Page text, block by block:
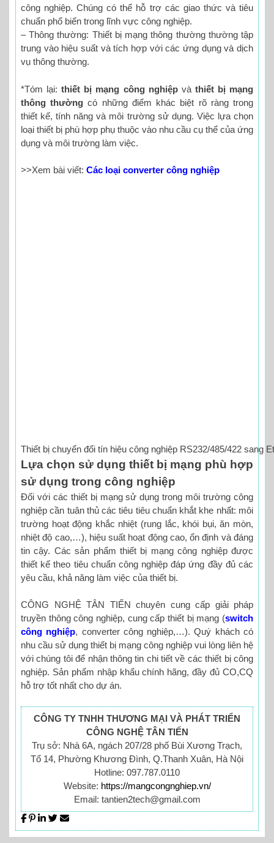
công nghiệp. Chúng có thể hỗ trợ các giao thức và tiêu
chuẩn phổ biến trong lĩnh vực công nghiệp.
– Thông thường: Thiết bị mạng thông thường thường tập
trung vào hiệu suất và tích hợp với các ứng dụng và dịch
vụ thông thường.
*Tóm lại:thiết bị mạng công nghiệpvà thiết bị mạng
thông thường có những điểm khác biệt rõ ràng trong
thiết kế, tính năng và môi trường sử dụng. Việc lựa chọn
loại thiết bị phù hợp phụ thuộc vào nhu cầu cụ thể của ứng
dụng và môi trường làm việc.
>>Xem bài viết: Các loại converter công nghiệp
Thiết bị chuyển đổi tín hiệu công nghiệp RS232/485/422 sang
Lựa chọn sử dụng thiết bị mạng phù hợp
sử dụng trong công nghiệp
Đối với các thiết bị mạng sử dụng trong môi trường công
nghiệp cần tuân thủ các tiêu tiêu chuẩn khắt khe nhất: môi
trường hoạt động khắc nhiệt (rung lắc, khói bụi, ăn mòn,
nhiệt độ cao,…), hiệu suất hoạt động cao, ổn định và đáng
tin cậy. Các sản phẩm thiết bị mạng công nghiệp được
thiết kế theo tiêu chuẩn công nghiệp đáp ứng đầy đủ các
yêu cầu, khả năng làm việc của thiết bị.
CÔNG NGHỆ TÂN TIẾN chuyên cung cấp giải pháp
truyền thông công nghiệp, cung cấp thiết bị mạng (switch
công nghiệp, converter công nghiệp,…). Quý khách có
nhu cầu sử dụng thiết bị mạng công nghiệp vui lòng liên hệ
với chúng tôi để nhận thông tin chi tiết về các thiết bị công
nghiệp. Sản phẩm nhập khẩu chính hãng, đầy đủ CO,CQ
hỗ trợ tốt nhất cho dự án.
CÔNG TY TNHH THƯƠNG MẠI VÀ PHÁT TRIỂN
CÔNG NGHỆ TÂN TIẾN
Trụ sở: Nhà 6A, ngách 207/28 phố Bùi Xương Trạch,
Tổ 14, Phường Khương Đình, Q.Thanh Xuân, Hà Nội
Hotline: 097.787.0110
Website: https://mangcongnghiep.vn/
Email: tantien2tech@gmail.com